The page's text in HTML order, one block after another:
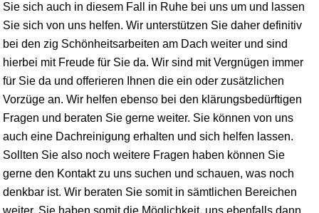
Sie sich auch in diesem Fall in Ruhe bei uns um und lassen
Sie sich von uns helfen. Wir unterstützen Sie daher definitiv
bei den zig Schönheitsarbeiten am Dach weiter und sind
hierbei mit Freude für Sie da. Wir sind mit Vergnügen immer
für Sie da und offerieren Ihnen die ein oder zusätzlichen
Vorzüge an. Wir helfen ebenso bei den klärungsbedürftigen
Fragen und beraten Sie gerne weiter. Sie können von uns
auch eine Dachreinigung erhalten und sich helfen lassen.
Sollten Sie also noch weitere Fragen haben können Sie
gerne den Kontakt zu uns suchen und schauen, was noch
denkbar ist. Wir beraten Sie somit in sämtlichen Bereichen